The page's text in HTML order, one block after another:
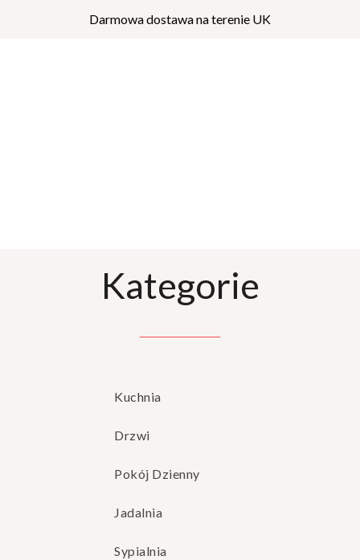
Darmowa dostawa na terenie UK
Kategorie
Kuchnia
Drzwi
Pokój Dzienny
Jadalnia
Sypialnia